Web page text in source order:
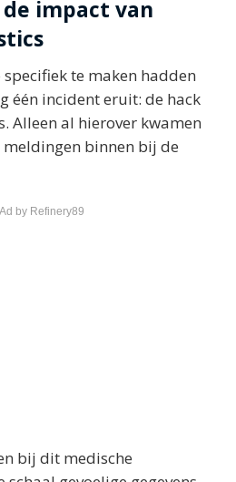
impact van
te maken hadden
één incident eruit: de hack
Alleen al hierover kwamen
binnen bij de
by Refinery89
bij dit medische